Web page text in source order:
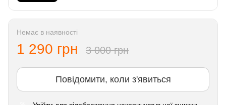
Немає в наявності
1 290 грн 3 000 грн
Повідомити, коли з'явиться